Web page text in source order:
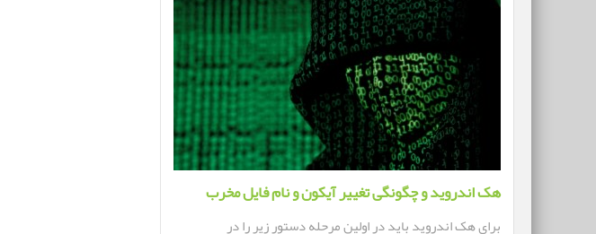
هک اندروید و چگونگی تغییر آیکون و نام فایل مخرب
برای هک اندروید باید در اولین مرحله دستور زیر را در